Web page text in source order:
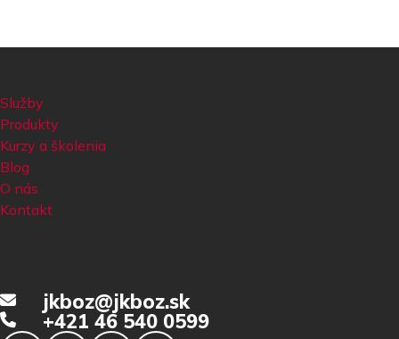
Služby
Produkty
Kurzy a školenia
Blog
O nás
Kontakt
jkboz@jkboz.sk
+421 46 540 0599